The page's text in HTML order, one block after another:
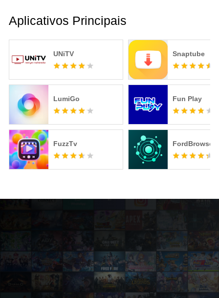
Aplicativos Principais
UNiTV
LumiGo
FuzzTv
Snaptube
Fun Play
FordBrowser